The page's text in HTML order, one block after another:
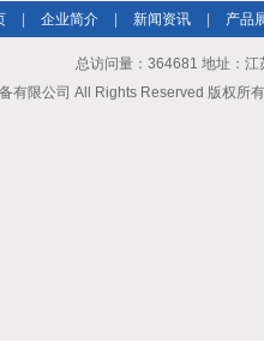
企业简介 新闻资讯 产品
总访问量：364681 地址：
有限公司 All Rights Reserved 版权所